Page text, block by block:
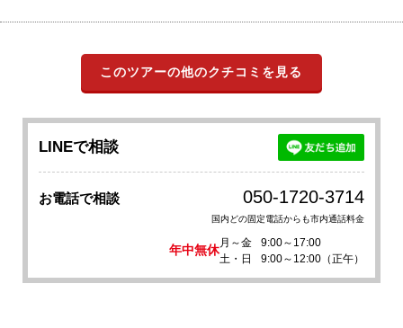
このツアーの他のクチコミを見る
LINEで相談
お電話で相談 050-1720-3714
国内どの固定電話からも市内通話料金
年中無休
月～金
9:00～17:00
土・日
9:00～12:00（正午）